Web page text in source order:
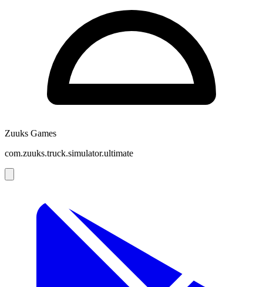
Zuuks Games
com.zuuks.truck.simulator.ultimate